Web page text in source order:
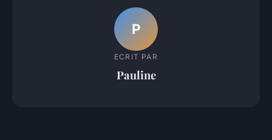
P
ECRIT PAR
Pauline